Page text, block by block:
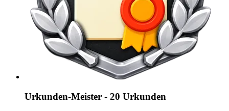
Urkunden-Meister - 20 Urkunden